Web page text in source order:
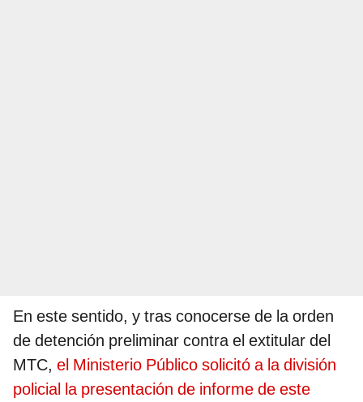
En este sentido, y tras conocerse de la orden
de detención preliminar contra el extitular del
MTC, el Ministerio Público solicitó a la división
policial la presentación de informe de este